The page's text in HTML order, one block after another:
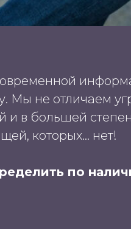
Мы не отличаем
и в большей
которых… нет!
по